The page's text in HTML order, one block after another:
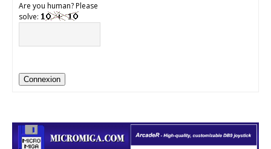
Are you human? Please
solve:
Connexion